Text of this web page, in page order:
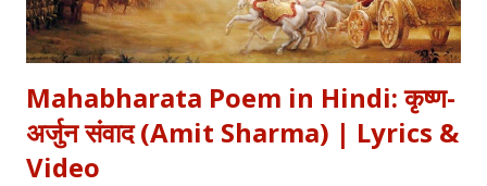
Mahabharata Poem in Hindi: कृष्ण-
अर्जुन संवाद (Amit Sharma) | Lyrics &
Video